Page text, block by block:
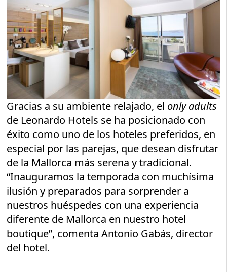
Gracias a su ambiente relajado, el only adults
de Leonardo Hotels se ha posicionado con
éxito como uno de los hoteles preferidos, en
especial por las parejas, que desean disfrutar
de la Mallorca más serena y tradicional.
“Inauguramos la temporada con muchísima
ilusión y preparados para sorprender a
nuestros huéspedes con una experiencia
diferente de Mallorca en nuestro hotel
boutique”, comenta Antonio Gabás, director
del hotel.